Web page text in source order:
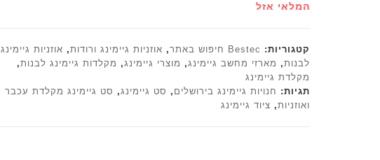
המלאי אזל
קטגוריות: Bestec חיפוש באתר , אוזניות גיימינג ורודות, אוזניות גיימינג
לבנות, מארזי מחשב גיימינג, מוצרי גיימינג, מקלדות גיימינג לבנות,
מקלדת גיימינג
תגיות: חנויות גיימינג בירושלים , סט גיימינג, סט גיימינג מקלדת עכבר
ואוזניות, ציוד גיימינג